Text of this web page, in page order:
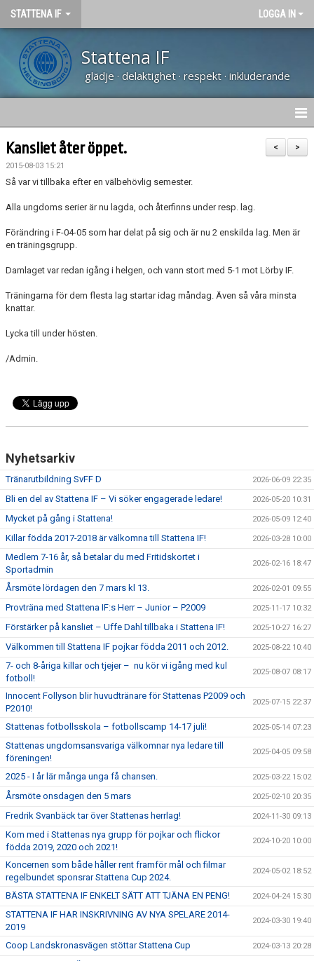
STATTENA IF LOGGA IN
Stattena IF
glädje · delaktighet · respekt · inkluderande
HEM
NYHETER
TRÄNARUTBILDNING SVFF D
OM KLUBBEN
KALENDER
VÅRA LAG
DOMARE, MATCHER.
STATTENA CUP
INTRESSEANMÄLAN SOM TRÄNARE/LEDARE
INTRESSEANMÄLAN MEDLEM/SPELARE
>
<
Kansliet åter öppet.
2015-08-03 15:21
Så var vi tillbaka efter en välbehövlig semester.
Alla ungdoms serier är nu lagda, och återfinns under resp. lag.
Förändring i F-04-05 som har delat på sig och är nu 2 enskilda lag. Men är
en träningsgrupp.
Damlaget var redan igång i helgen, och vann stort med 5-1 mot Lörby IF.
Träningarna för dem flesta lag startar idag måndag. Även så våra minsta
knattar.
Lycka till under hösten.
/Admin.
Nyhetsarkiv
Tränarutbildning SvFF D 2026-06-09 22:35
Bli en del av Stattena IF – Vi söker engagerade ledare! 2026-05-20 10:31
Mycket på gång i Stattena! 2026-05-09 12:40
Killar födda 2017-2018 är välkomna till Stattena IF! 2026-03-28 10:00
Medlem 7-16 år, så betalar du med Fritidskortet i
Sportadmin
2026-02-16 18:47
Årsmöte lördagen den 7 mars kl 13. 2026-02-01 09:55
Provträna med Stattena IF:s Herr – Junior – P2009 2025-11-17 10:32
Förstärker på kansliet – Uffe Dahl tillbaka i Stattena IF! 2025-10-27 16:27
Välkommen till Stattena IF pojkar födda 2011 och 2012. 2025-08-22 10:40
7- och 8-åriga killar och tjejer – nu kör vi igång med kul
fotboll!
2025-08-07 08:17
Innocent Follyson blir huvudtränare för Stattenas P2009 och
P2010!
2025-07-15 22:37
Stattenas fotbollsskola – fotbollscamp 14-17 juli! 2025-05-14 07:23
Stattenas ungdomsansvariga välkomnar nya ledare till
föreningen!
2025-04-05 09:58
2025 - I år lär många unga få chansen. 2025-03-22 15:02
Årsmöte onsdagen den 5 mars 2025-02-10 20:35
Fredrik Svanbäck tar över Stattenas herrlag! 2024-11-30 09:13
Kom med i Stattenas nya grupp för pojkar och flickor
födda 2019, 2020 och 2021!
2024-10-20 10:00
Koncernen som både håller rent framför mål och filmar
regelbundet sponsrar Stattena Cup 2024.
2024-05-02 18:52
BÄSTA STATTENA IF ENKELT SÄTT ATT TJÄNA EN PENG! 2024-04-24 15:30
STATTENA IF HAR INSKRIVNING AV NYA SPELARE 2014-
2019
2024-03-30 19:40
Coop Landskronasvägen stöttar Stattena Cup 2024-03-13 20:28